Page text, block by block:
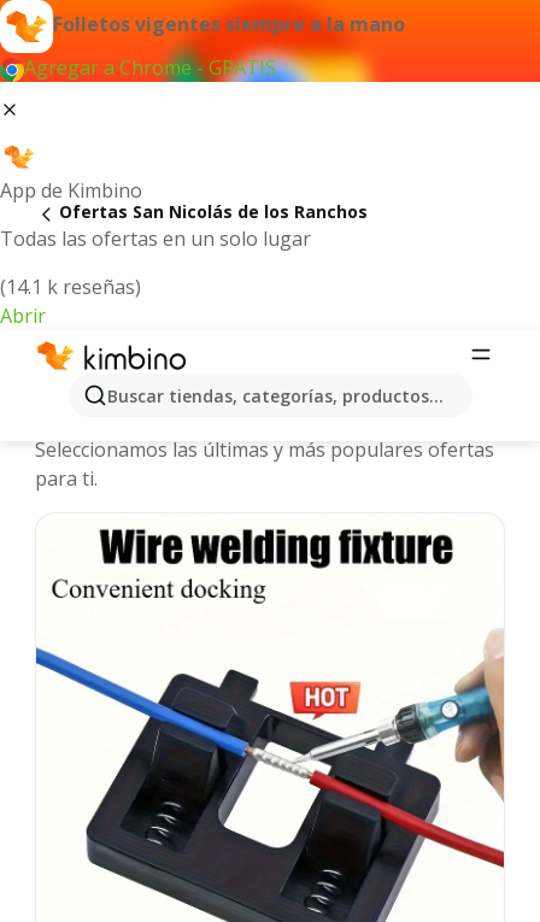
Folletos vigentes siempre a la mano
Agregar a Chrome - GRATIS
App de Kimbino
Todas las ofertas en un solo lugar
(14.1 k reseñas)
Abrir
Buscar tiendas, categorías, productos...
Ofertas San Nicolás de los Ranchos
San Nicolás de los Ranchos - Folletos
Seleccionamos las últimas y más populares ofertas
para ti.